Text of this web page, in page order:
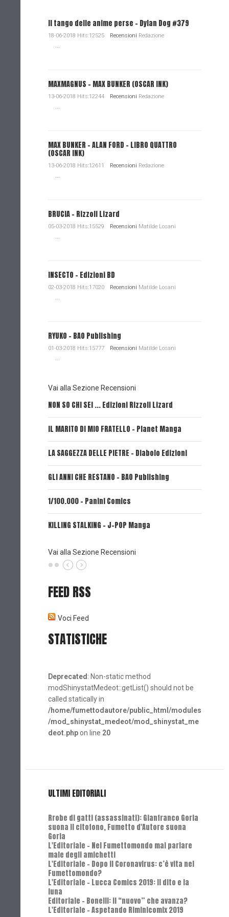
Il tango delle anime perse - Dylan Dog #379
18-06-2018 Hits:12525 Recensioni Redazione
...
MAXMAGNUS – MAX BUNKER (OSCAR INK)
13-06-2018 Hits:12244 Recensioni Redazione
...
MAX BUNKER – ALAN FORD – LIBRO QUATTRO
(OSCAR INK)
13-06-2018 Hits:12611 Recensioni Redazione
...
BRUCIA - Rizzoli Lizard
05-03-2018 Hits:15529 Recensioni Matilde Losani
...
INSECTO - Edizioni BD
02-03-2018 Hits:17020 Recensioni Matilde Losani
...
RYUKO - BAO Publishing
01-03-2018 Hits:15777 Recensioni Matilde Losani
...
Vai alla Sezione Recensioni
NON SO CHI SEI ... Edizioni Rizzoli Lizard
IL MARITO DI MIO FRATELLO - Planet Manga
LA SAGGEZZA DELLE PIETRE - Diabolo Edizioni
GLI ANNI CHE RESTANO - BAO Publishing
1/100.000 - Panini Comics
KILLING STALKING - J-POP Manga
Vai alla Sezione Recensioni
FEED RSS
Voci Feed
STATISTICHE
Deprecated : Non-static method
modShinystatMedeot::getList() should not be
called statically in
/home/fumettodautore/public_html/modules
/mod_shinystat_medeot/mod_shinystat_me
deot.phpon line 20
ULTIMI EDITORIALI
Rrobe di gatti (assassinati): Gianfranco Goria
suona il citofono, Fumetto d'Autore suona
Goria
L'Editoriale - Nel Fumettomondo mai parlare
male degli amichetti
L'Editoriale - Dopo il Coronavirus: c’è vita nel
Fumettomondo?
L'Editoriale - Lucca Comics 2019: Il dito e la
luna
Editoriale - Bonelli: il “nuovo” che avanza?
L'Editoriale - Aspetando Riminicomix 2019